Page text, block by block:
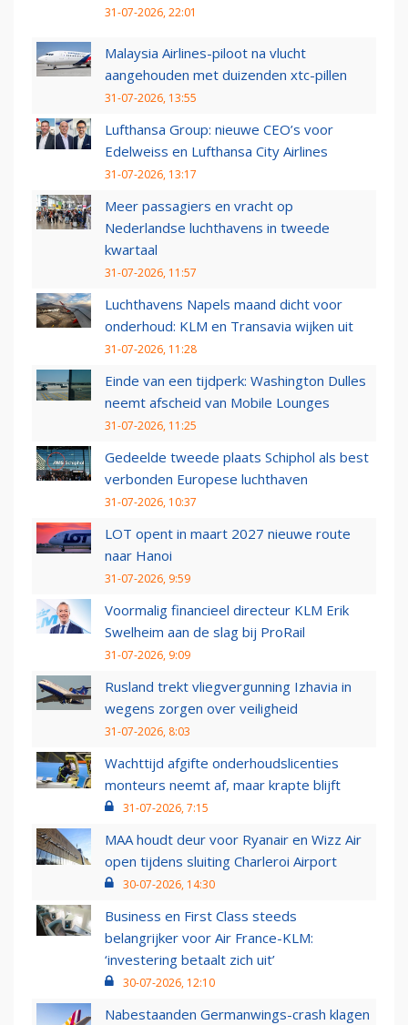
31-07-2026, 22:01
Malaysia Airlines-piloot na vlucht
aangehouden met duizenden xtc-pillen
31-07-2026, 13:55
Lufthansa Group: nieuwe CEO’s voor
Edelweiss en Lufthansa City Airlines
31-07-2026, 13:17
Meer passagiers en vracht op
Nederlandse luchthavens in tweede
kwartaal
31-07-2026, 11:57
Luchthavens Napels maand dicht voor
onderhoud: KLM en Transavia wijken uit
31-07-2026, 11:28
Einde van een tijdperk: Washington Dulles
neemt afscheid van Mobile Lounges
31-07-2026, 11:25
Gedeelde tweede plaats Schiphol als best
verbonden Europese luchthaven
31-07-2026, 10:37
LOT opent in maart 2027 nieuwe route
naar Hanoi
31-07-2026, 9:59
Voormalig financieel directeur KLM Erik
Swelheim aan de slag bij ProRail
31-07-2026, 9:09
Rusland trekt vliegvergunning Izhavia in
wegens zorgen over veiligheid
31-07-2026, 8:03
Wachttijd afgifte onderhoudslicenties
monteurs neemt af, maar krapte blijft
31-07-2026, 7:15
MAA houdt deur voor Ryanair en Wizz Air
open tijdens sluiting Charleroi Airport
30-07-2026, 14:30
Business en First Class steeds
belangrijker voor Air France-KLM:
‘investering betaalt zich uit’
30-07-2026, 12:10
Nabestaanden Germanwings-crash klagen